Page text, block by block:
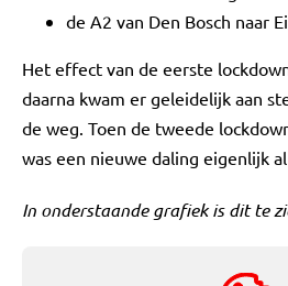
de A2 van Den Bosch naar
Het effect van de eerste
daarna kwam er geleidelijk aan
de weg. Toen de tweede
was een nieuwe daling eigenlijk
In onderstaande grafiek is dit te